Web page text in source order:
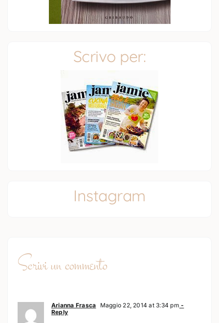
Scrivo per:
Instagram
Scrivi un commento
Arianna Frasca Maggio 22, 2014 at 3:34 pm -
Reply